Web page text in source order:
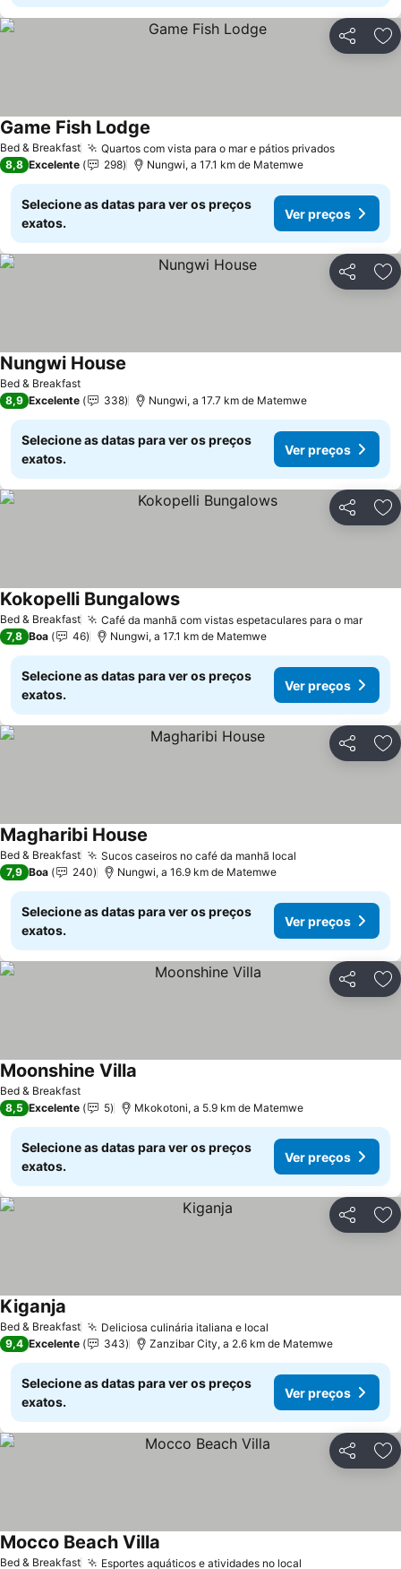
Partilhar
Bed & Breakfast Quartos com vista para o mar e pátios privadosVer
Game Fish Lodge
8,8 Excelente 298 Nungwi, a 17.1 km de Matemwe
Selecione as datas para ver os preços
exatos.
Ver preços
Partilhar
Bed & Breakfast
Nungwi House
8,9 Excelente 338 Nungwi, a 17.7 km de Matemwe
Selecione as datas para ver os preços
exatos.
Ver preços
Partilhar
Bed & Breakfast Café da manhã com vistas espetaculares para o marVer
Kokopelli BungalowsVer preços
7,8 Boa 46 Nungwi, a 17.1 km de Matemwe
Selecione as datas para ver os preços
exatos.
Ver preços
Partilhar
Bed & Breakfast Sucos caseiros no café da manhã local
Magharibi House
7,9 Boa 240 Nungwi, a 16.9 km de Matemwe
Selecione as datas para ver os preços
exatos.
Ver preços
Partilhar
Bed & Breakfast
Moonshine Villa
8,5 Excelente 5 Mkokotoni, a 5.9 km de Matemwe
Selecione as datas para ver os preços
exatos.
Ver preços
Partilhar
Bed & Breakfast Deliciosa culinária italiana e local
Kiganja
9,4 Excelente 343 Zanzibar City, a 2.6 km de Matemwe
Selecione as datas para ver os preços
exatos.
Ver preços
Partilhar
Bed & Breakfast Esportes aquáticos e atividades no local
Mocco Beach Villa